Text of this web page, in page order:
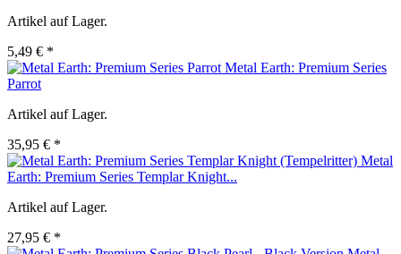
Artikel auf Lager.
5,49 € *
Metal Earth: Premium Series
Parrot
Artikel auf Lager.
35,95 € *
Metal
Earth: Premium Series Templar Knight...
Artikel auf Lager.
27,95 € *